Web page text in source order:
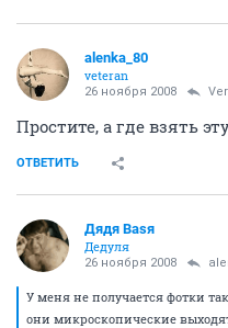
alenka_80
veteran
26 ноября 2008
Простите, а где взять
ОТВЕТИТЬ
Дядя Ваsя
Дедуля
26 ноября 2008
У меня не получается фотки
они микроскопические